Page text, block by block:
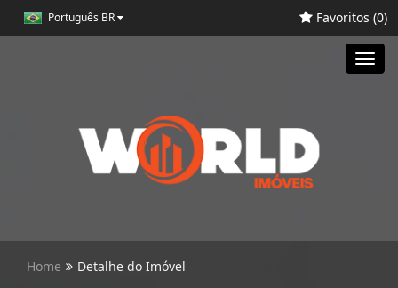
Português BR Favoritos (0)
Home Detalhe do Imóvel